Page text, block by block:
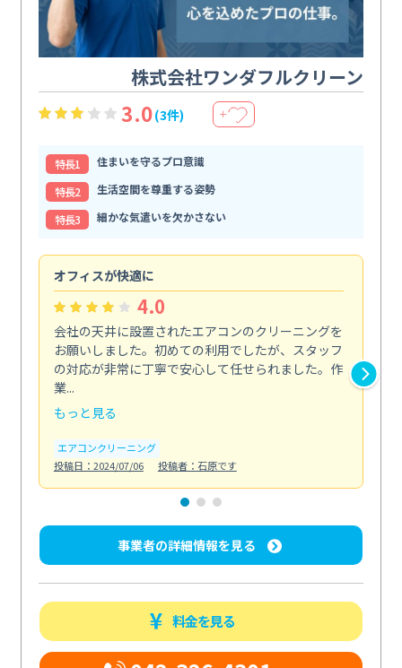
株式会社ワンダフルクリーン
3.0(3件) ＋
特⻑1
住まいを守るプロ意識
特⻑2
生活空間を尊重する姿勢
特⻑3
細かな気遣いを欠かさない
オフィスが快適に
4.0
会社の天井に設置されたエアコンのクリーニングを
お願いしました。初めての利用でしたが、スタッフ
の対応が非常に丁寧で安心して任せられました。作
業...
もっと見る
エアコンクリーニング
投稿日：2024/07/06
投稿者：石原です
事業者の詳細情報を見る
料金を見る